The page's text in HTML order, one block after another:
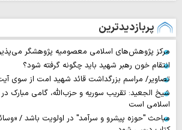
پربازدیدترین
مرکز پژوهش‌های اسلامی معصومیه پژوهشگر
انتقام خون رهبر شهید باید چگونه گرفته شود؟
تصاویر/ مراسم بزرگداشت قائد شهید امت از سوی
شیخ الجعید: تقریب سوریه و حزب‌الله، گامی مبارک
اسلامی است
مباحث "حوزه پیشرو و سرآمد" در اولویت باشد /